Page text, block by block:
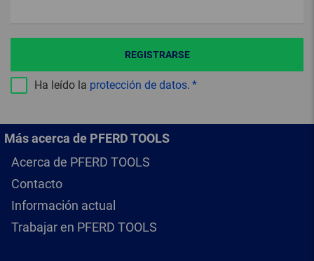
Ha leído la protección de datos.
REGISTRARSE
Más acerca de PFERD TOOLS
Acerca de PFERD TOOLS
Contacto
Información actual
Trabajar en PFERD TOOLS